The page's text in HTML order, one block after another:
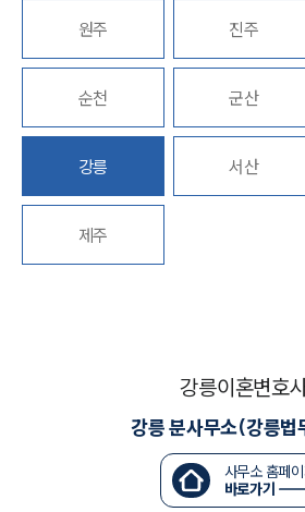
언론보도
공지사항
법률 블로그
뉴스레터/브로슈어
세미나
대륜법률상담
원주 진주
순천 군산
강릉 서산
제주
강릉이혼변호
강릉 분사무소(강릉법
사무소 홈페
바로가기